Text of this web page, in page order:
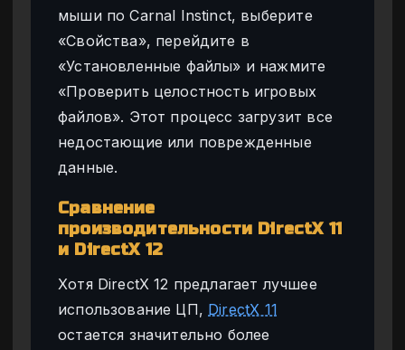
мыши по Carnal Instinct, выберите
«Свойства», перейдите в
«Установленные файлы» и нажмите
«Проверить целостность игровых
файлов». Этот процесс загрузит все
недостающие или поврежденные
данные.
Сравнение
производительности DirectX 11
и DirectX 12
Хотя DirectX 12 предлагает лучшее
использование ЦП, DirectX 11
остается значительно более